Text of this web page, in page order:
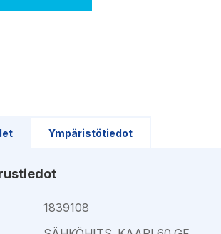
Ympäristötiedot
1839108